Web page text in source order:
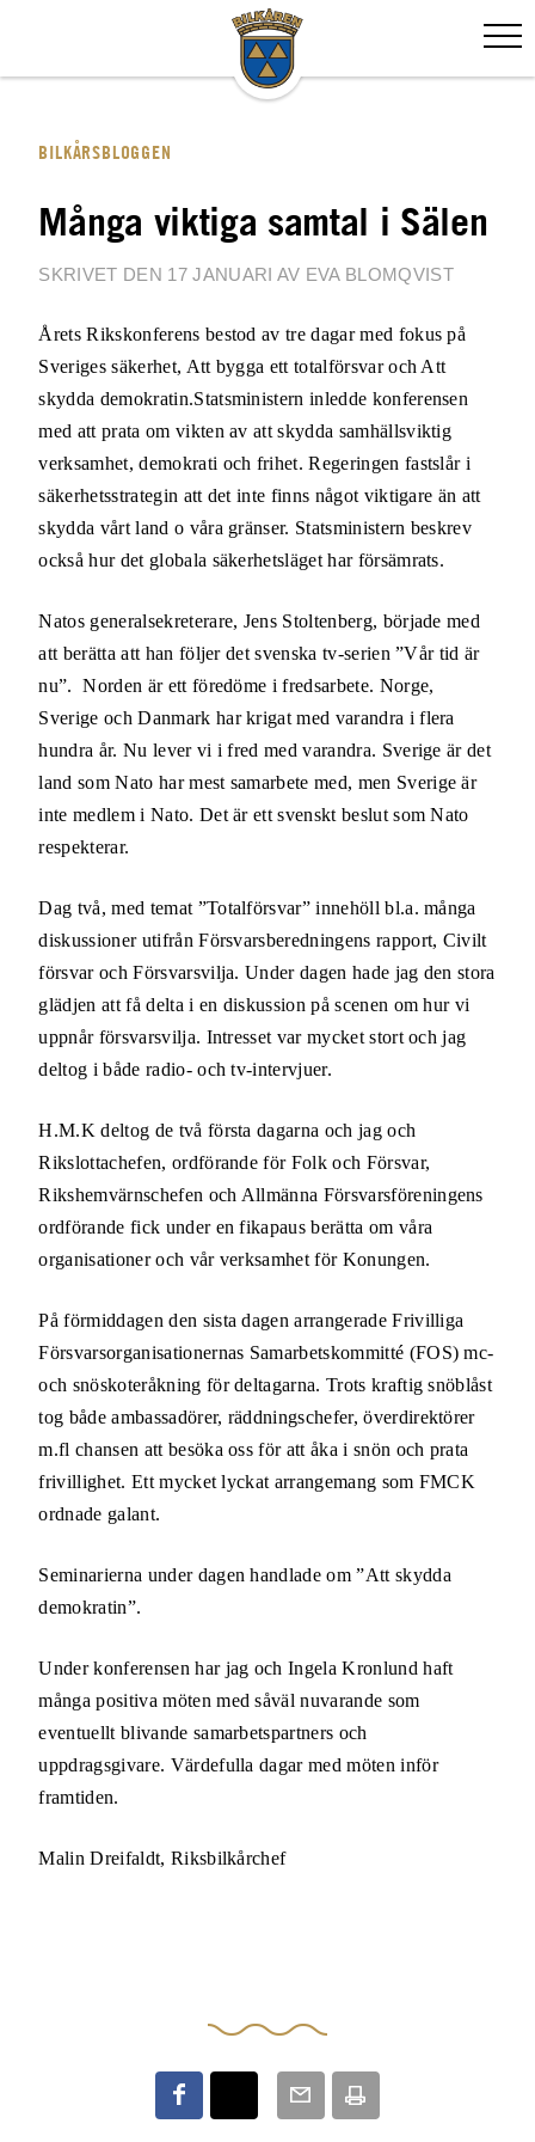
BILKÅRSBLOGGEN
Många viktiga samtal i Sälen
SKRIVET DEN 17 JANUARI AV EVA BLOMQVIST
Årets Rikskonferens bestod av tre dagar med fokus på
Sveriges säkerhet, Att bygga ett totalförsvar och Att
skydda demokratin.Statsministern inledde konferensen
med att prata om vikten av att skydda samhällsviktig
verksamhet, demokrati och frihet.Regeringen fastslår i
säkerhetsstrategin att det inte finns något viktigare än att
skydda vårt land o våra gränser. Statsministern beskrev
också hur det globala säkerhetsläget har försämrats.
Natos generalsekreterare, Jens Stoltenberg, började med
att berätta att han följer det svenska tv-serien ”Vår tid är
nu”.Norden är ett föredöme i fredsarbete. Norge,
Sverige och Danmark har krigat med varandra i flera
hundra år. Nu lever vi i fred med varandra. Sverige är det
land som Nato har mest samarbete med, men Sverige är
inte medlem i Nato. Det är ett svenskt beslut som Nato
respekterar.
Dag två, med temat ”Totalförsvar” innehöll bl.a. många
diskussioner utifrån Försvarsberedningens rapport, Civilt
försvar och Försvarsvilja. Under dagen hade jag den stora
glädjen att få delta i en diskussion på scenen om hur vi
uppnår försvarsvilja. Intresset var mycket stort och jag
deltog i både radio- och tv-intervjuer.
H.M.K deltog de två första dagarna och jag och
Rikslottachefen, ordförande för Folk och Försvar,
Rikshemvärnschefen och Allmänna Försvarsföreningens
ordförande fick under en fikapaus berätta om våra
organisationer och vår verksamhet för Konungen.
På förmiddagen den sista dagen arrangerade Frivilliga
Försvarsorganisationernas Samarbetskommitté (FOS) mc-
och snöskoteråkning för deltagarna. Trots kraftig snöblåst
tog både ambassadörer, räddningschefer, överdirektörer
m.fl chansen att besöka oss för att åka i snön och prata
frivillighet. Ett mycket lyckat arrangemang som FMCK
ordnade galant.
Seminarierna under dagen handlade om ”Att skydda
demokratin”.
Under konferensen har jag och Ingela Kronlund haft
många positiva möten med såväl nuvarande som
eventuellt blivande samarbetspartners och
uppdragsgivare. Värdefulla dagar med möten inför
framtiden.
Malin Dreifaldt, Riksbilkårchef